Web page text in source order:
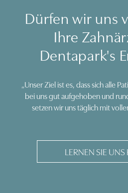
Dürfen wir uns
Ihre
Dentapark's
„Unser Ziel ist es, dass sich alle
bei uns gut aufgehoben und
setzen wir uns täglich mit
LERNEN SIE